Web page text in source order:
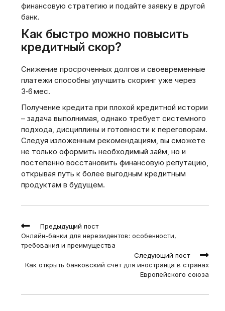
финансовую стратегию и подайте заявку в другой
банк.
Как быстро можно повысить
кредитный скор?
Снижение просроченных долгов и своевременные
платежи способны улучшить скоринг уже через
3‑6 мес.
Получение кредита при плохой кредитной истории
– задача выполнимая‚ однако требует системного
подхода‚ дисциплины и готовности к переговорам.
Следуя изложенным рекомендациям‚ вы сможете
не только оформить необходимый займ‚ но и
постепенно восстановить финансовую репутацию‚
открывая путь к более выгодным кредитным
продуктам в будущем.
Read
more
articles
Предыдущий пост
Онлайн-банки для нерезидентов: особенности,
требования и преимущества
Следующий пост
Как открыть банковский счёт для иностранца в странах
Европейского союза